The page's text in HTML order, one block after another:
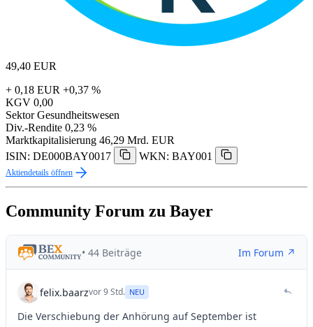
49,40 EUR
+ 0,18 EUR +0,37 %
KGV 0,00
Sektor Gesundheitswesen
Div.-Rendite 0,23 %
Marktkapitalisierung 46,29 Mrd. EUR
ISIN: DE000BAY0017
WKN: BAY001
Aktiendetails öffnen
Community Forum zu Bayer